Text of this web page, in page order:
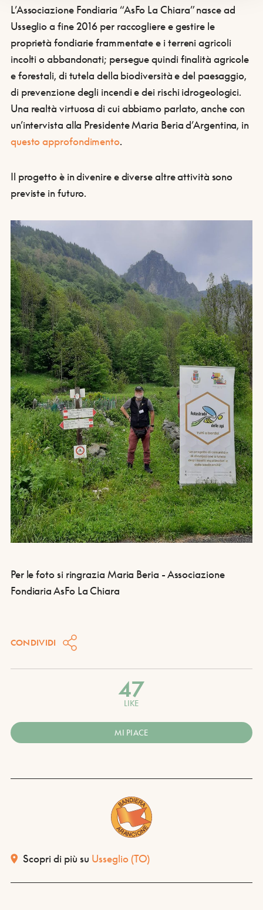
L’Associazione Fondiaria “AsFo La Chiara” nasce ad
Usseglio a fine 2016 per raccogliere e gestire le
proprietà fondiarie frammentate e i terreni agricoli
incolti o abbandonati; persegue quindi finalità agricole
e forestali, di tutela della biodiversità e del paesaggio,
di prevenzione degli incendi e dei rischi idrogeologici.
Una realtà virtuosa di cui abbiamo parlato, anche con
un’intervista alla Presidente Maria Beria d’Argentina, in
questo approfondimento.
Il progetto è in divenire e diverse altre attività sono
previste in futuro.
Per le foto si ringrazia Maria Beria - Associazione
Fondiaria AsFo La Chiara
CONDIVIDI
47
LIKE
MI PIACE
Scopri di più su Usseglio(TO)